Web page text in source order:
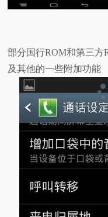
部分国行ROM和第三方
及其他的一些附加功能